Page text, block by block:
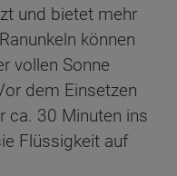
und bietet mehr
können
vollen Sonne
dem Einsetzen
ca. 30 Minuten ins
Flüssigkeit auf